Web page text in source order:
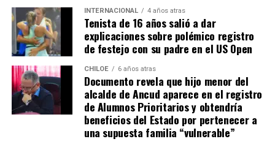
Actualmente, Gómez se encuentra en Santiago
realizando trámites y participando como invitada en
distintos medios de comunicación. Aunque aún no tiene
una fecha exacta para su viaje a Estados Unidos, donde
se administra el medicamento, indicó que esperan
realizarlo «a mediados de junio».
Cabe destacar que, pese a que se logró reunir el dinero y,
por ende, la meta se cumplió, continúan circulando por
INTERNACIONAL 4 años atras
Tenista de 16 años salió a dar
explicaciones sobre polémico registro
de festejo con su padre en el US Open
CHILOE 6 años atras
Documento revela que hijo menor del
alcalde de Ancud aparece en el registro
de Alumnos Prioritarios y obtendría
beneficios del Estado por pertenecer a
una supuesta familia “vulnerable”